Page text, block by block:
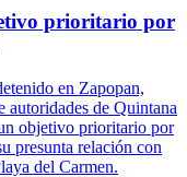
prioritario por
en Zapopan,
autoridades de Quintana
objetivo prioritario por
presunta relación con
del Carmen.